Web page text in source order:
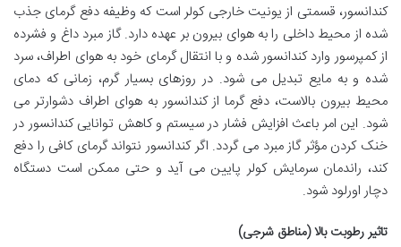
کندانسور، قسمتی از یونیت خارجی کولر است که وظیفه دفع گرمای جذب
شده از محیط داخلی را به هوای بیرون بر عهده دارد. گاز مبرد داغ و فشرده
از کمپرسور وارد کندانسور شده و با انتقال گرمای خود به هوای اطراف، سرد
شده و به مایع تبدیل می شود. در روزهای بسیار گرم، زمانی که دمای
محیط بیرون بالاست، دفع گرما از کندانسور به هوای اطراف دشوارتر می
شود. این امر باعث افزایش فشار در سیستم و کاهش توانایی کندانسور در
خنک کردن مؤثر گاز مبرد می گردد. اگر کندانسور نتواند گرمای کافی را دفع
کند، راندمان سرمایش کولر پایین می آید و حتی ممکن است دستگاه
دچار اورلود شود.
تاثیر رطوبت بالا (مناطق شرجی)